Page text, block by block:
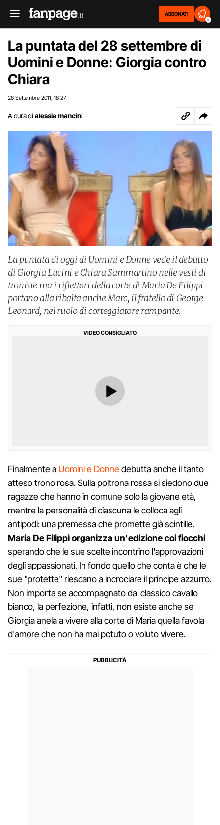
ABBONATI
2
La puntata del 28 settembre di
Uomini e Donne: Giorgia contro
Chiara
28 Settembre 2011 18:27
A cura di alessia mancini
La puntata di oggi di Uomini e Donne vede il debutto
di Giorgia Lucini e Chiara Sammartino nelle vesti di
troniste ma i riflettori della corte di Maria De Filippi
portano alla ribalta anche Marc, il fratello di George
Leonard, nel ruolo di corteggiatore rampante.
VIDEO CONSIGLIATO
Finalmente a Uomini e Donnedebutta anche il tanto
atteso trono rosa. Sulla poltrona rossa si siedono due
ragazze che hanno in comune solo la giovane età,
mentre la personalità di ciascuna le colloca agli
antipodi: una premessa che promette già scintille.
Maria De Filippi organizza un'edizione coi fiocchi
sperando che le sue scelte incontrino l'approvazioni
degli appassionati. In fondo quello che conta è che le
sue "protette" riescano a incrociare il principe azzurro.
Non importa se accompagnato dal classico cavallo
bianco, la perfezione, infatti, non esiste anche se
Giorgia anela a vivere alla corte di Maria quella favola
d'amore che non ha mai potuto o voluto vivere.